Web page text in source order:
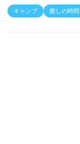
キャンプ 癒しの時間